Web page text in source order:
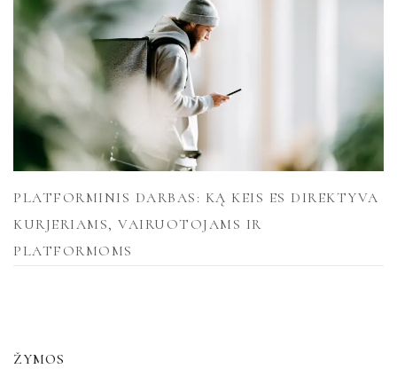
PLATFORMINIS DARBAS: KĄ KEIS ES DIREKTYVA
KURJERIAMS, VAIRUOTOJAMS IR
PLATFORMOMS
ŽYMOS